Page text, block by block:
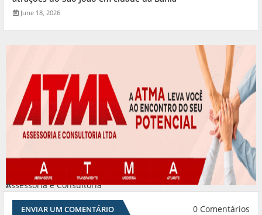
June 18, 2026
Assessoria e Consultoria
#
ENVIAR UM COMENTÁRIO 0 Comentários